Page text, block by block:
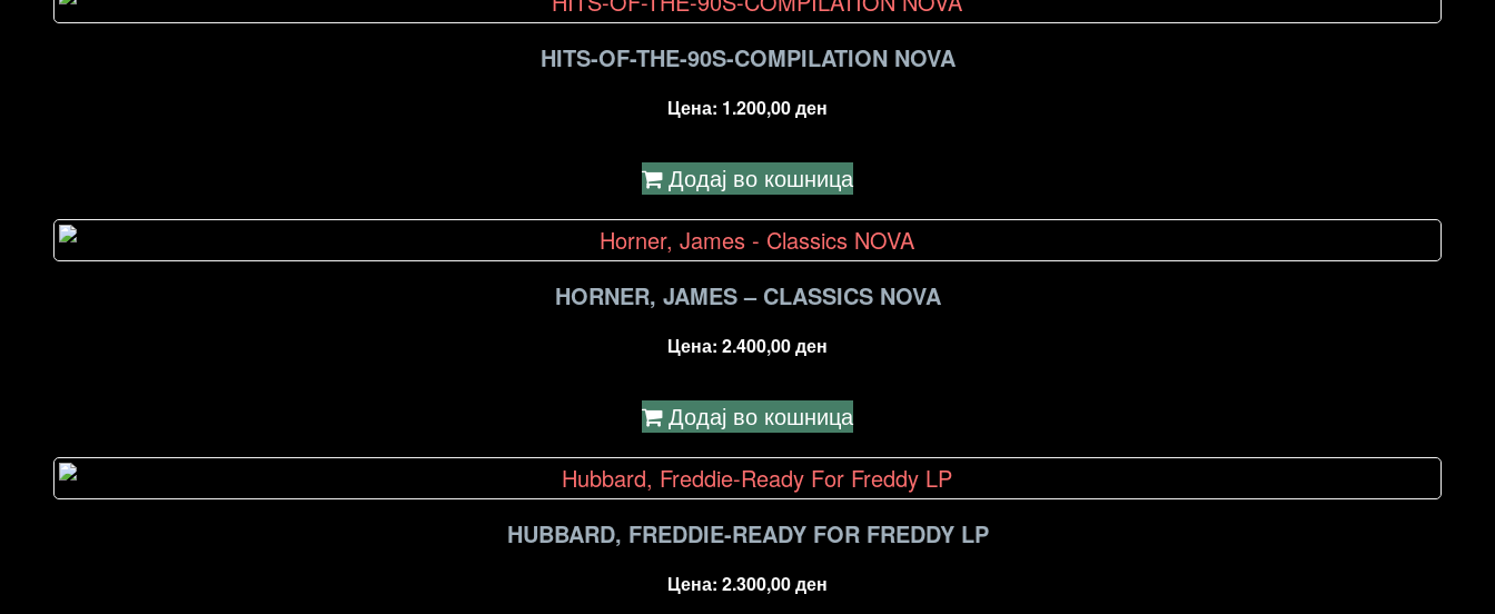
HITS-OF-THE-90S-COMPILATION NOVA
Цена: 1.200,00ден
Додај во кошница
HORNER, JAMES – CLASSICS NOVA
Цена: 2.400,00ден
Додај во кошница
HUBBARD, FREDDIE-READY FOR FREDDY LP
Цена: 2.300,00ден